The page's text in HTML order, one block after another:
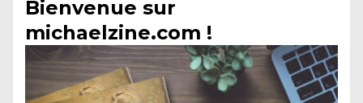
Bienvenue sur
michaelzine.com !